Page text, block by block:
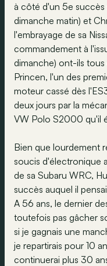
à côté d'un 5e succès
dimanche matin) et
l'embrayage de sa
commandement à
dimanche) ont-ils
Princen, l'un des
moteur cassé dès
deux jours par la
VW Polo S2000 qu'il
Bien que lourdement
soucis d'électronique
de sa Subaru WRC,
succès auquel il
A 56 ans, le dernier
toutefois pas gâcher
si je gagnais une
je repartirais pour 10
continuerai plus 30